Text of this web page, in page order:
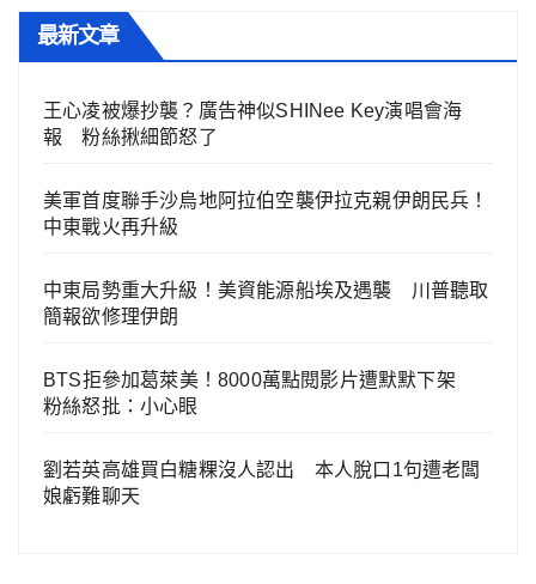
最新文章
王心凌被爆抄襲？廣告神似SHINee Key演唱會海
報 粉絲揪細節怒了
美軍首度聯手沙烏地阿拉伯空襲伊拉克親伊朗民兵！
中東戰火再升級
中東局勢重大升級！美資能源船埃及遇襲 川普聽取
簡報欲修理伊朗
BTS拒參加葛萊美！8000萬點閱影片遭默默下架
粉絲怒批：小心眼
劉若英高雄買白糖粿沒人認出 本人脫口1句遭老闆
娘虧難聊天